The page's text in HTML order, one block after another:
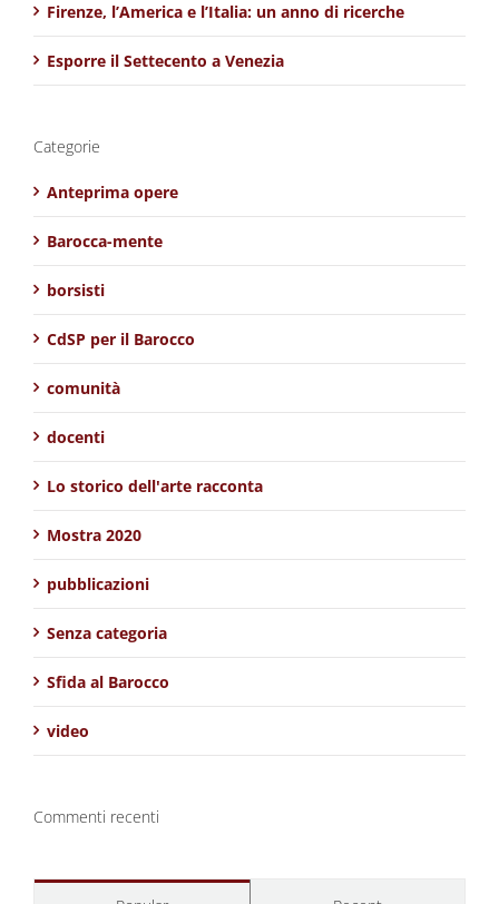
Firenze, l’America e l’Italia: un anno di ricerche
Esporre il Settecento a Venezia
Categorie
Anteprima opere
Barocca-mente
borsisti
CdSP per il Barocco
comunità
docenti
Lo storico dell'arte racconta
Mostra 2020
pubblicazioni
Senza categoria
Sfida al Barocco
video
Commenti recenti